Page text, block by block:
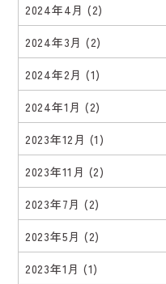
2024年4月 (2)
2024年3月 (2)
2024年2月 (1)
2024年1月 (2)
2023年12月 (1)
2023年11月 (2)
2023年7月 (2)
2023年5月 (2)
2023年1月 (1)